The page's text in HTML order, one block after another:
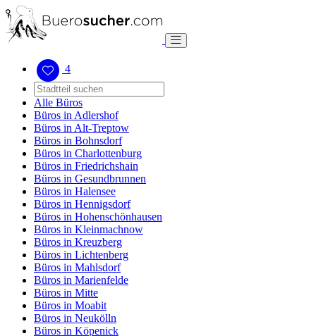
4
Alle Büros
Büros in Adlershof
Büros in Alt-Treptow
Büros in Bohnsdorf
Büros in Charlottenburg
Büros in Friedrichshain
Büros in Gesundbrunnen
Büros in Halensee
Büros in Hennigsdorf
Büros in Hohenschönhausen
Büros in Kleinmachnow
Büros in Kreuzberg
Büros in Lichtenberg
Büros in Mahlsdorf
Büros in Marienfelde
Büros in Mitte
Büros in Moabit
Büros in Neukölln
Büros in Köpenick